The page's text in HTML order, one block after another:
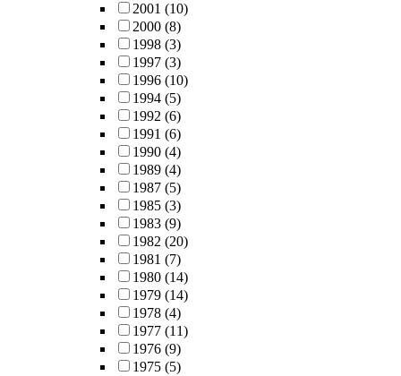
2001 (10)
2000 (8)
1998 (3)
1997 (3)
1996 (10)
1994 (5)
1992 (6)
1991 (6)
1990 (4)
1989 (4)
1987 (5)
1985 (3)
1983 (9)
1982 (20)
1981 (7)
1980 (14)
1979 (14)
1978 (4)
1977 (11)
1976 (9)
1975 (5)